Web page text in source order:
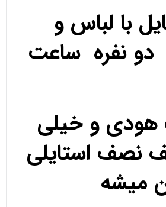
با لباس و
نفره ساعت
هودی و خیلی
استایلی
میشه